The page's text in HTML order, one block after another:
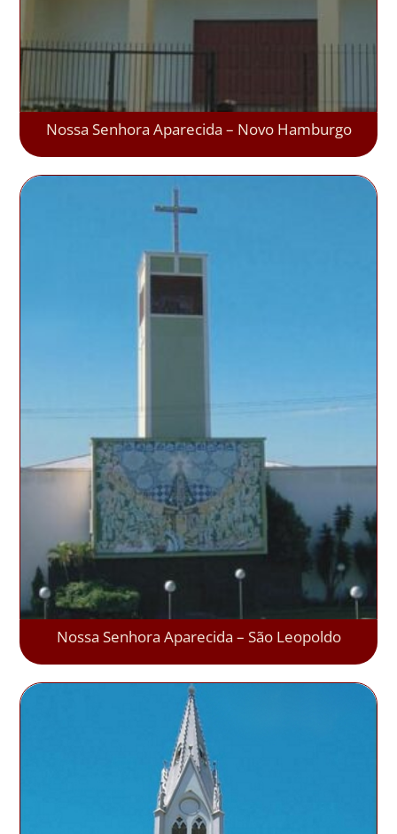
Nossa Senhora Aparecida – Novo Hamburgo
Nossa Senhora Aparecida – São Leopoldo